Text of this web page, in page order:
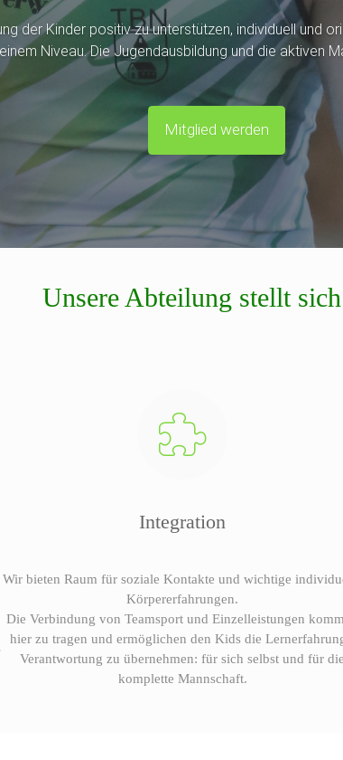
der Kinder positiv zu unterstützen, individuell und
Niveau. Die Jugendausbildung und die aktiven
Mitglied werden
Unsere Abteilung stellt
Integration
Wir bieten Raum für soziale Kontakte und wichtige
Körpererfahrungen.
Die Verbindung von Teamsport und Einzelleistungen
hier zu tragen und ermöglichen den Kids die
Verantwortung zu übernehmen: für sich selbst und für die
komplette Mannschaft.